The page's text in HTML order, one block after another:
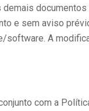
e sem aviso
software. A
com a